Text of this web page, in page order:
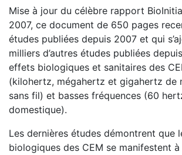
Mise à jour du célèbre rapport
2007, ce document de 650 pages
études publiées depuis 2007 et qui
milliers d’autres études publiées
effets biologiques et sanitaires des
(kilohertz, mégahertz et gigahertz de
sans fil) et basses fréquences (60
domestique).
Les dernières études démontrent que
biologiques des CEM se manifestent